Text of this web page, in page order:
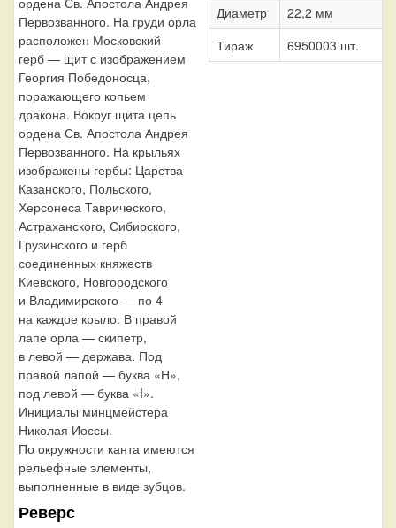
Первозванного. На груди орла
расположен Московский
герб — щит с изображением
Георгия Победоносца,
поражающего копьем
дракона. Вокруг щита цепь
ордена Св. Апостола Андрея
Первозванного. На крыльях
изображены гербы: Царства
Казанского, Польского,
Херсонеса Таврического,
Астраханского, Сибирского,
Грузинского и герб
соединенных княжеств
Киевского, Новгородского
и Владимирского — по 4
на каждое крыло. В правой
лапе орла — скипетр,
в левой — держава. Под
правой лапой — буква «Н»,
под левой — буква «I».
Инициалы минцмейстера
Николая Иоссы.
По окружности канта имеются
рельефные элементы,
выполненные в виде зубцов.
Реверс
Диаметр
22,2 мм
Тираж
6950003 шт.